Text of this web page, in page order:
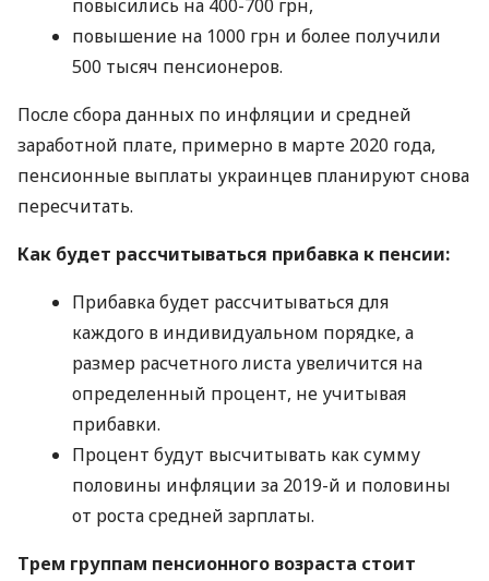
повысились на 400-700 грн,
повышение на 1000 грн и более получили
500 тысяч пенсионеров.
После сбора данных по инфляции и средней
заработной плате, примерно в марте 2020 года,
пенсионные выплаты украинцев планируют снова
пересчитать.
Как будет рассчитываться прибавка к пенсии:
Прибавка будет рассчитываться для
каждого в индивидуальном порядке, а
размер расчетного листа увеличится на
определенный процент, не учитывая
прибавки.
Процент будут высчитывать как сумму
половины инфляции за 2019-й и половины
от роста средней зарплаты.
Трем группам пенсионного возраста стоит